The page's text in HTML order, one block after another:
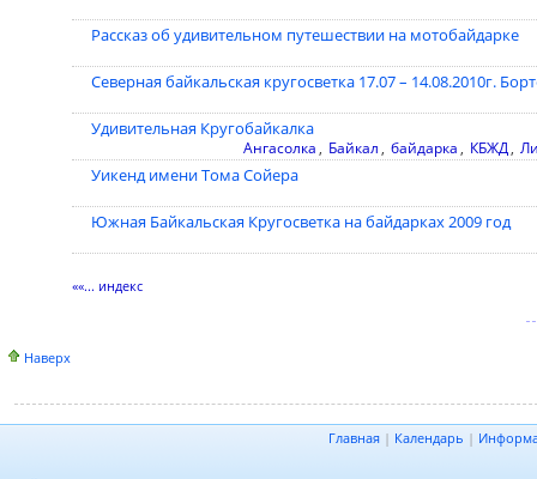
Рассказ об удивительном путешествии на мотобайдарке
Северная байкальская кругосветка 17.07 – 14.08.2010г.
Удивительная Кругобайкалка
Ангасолка , Байкал , байдарка , КБЖД,
Уикенд имени Тома Сойера
Южная Байкальская Кругосветка на байдарках 2009 год
««... индекс
Наверх
Главная | Календарь |